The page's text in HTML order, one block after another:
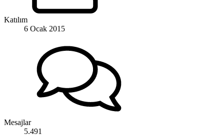
Katılım
6 Ocak 2015
Mesajlar
5.491